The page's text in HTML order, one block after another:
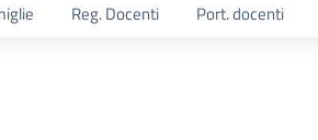
Reg. Docenti Port. docenti